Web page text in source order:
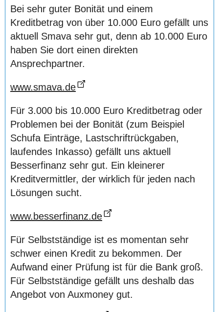
Bei sehr guter Bonität und einem
Kreditbetrag von über 10.000 Euro gefällt uns
aktuell Smava sehr gut, denn ab 10.000 Euro
haben Sie dort einen direkten
Ansprechpartner.
www.smava.de
Für 3.000 bis 10.000 Euro Kreditbetrag oder
Problemen bei der Bonität (zum Beispiel
Schufa Einträge, Lastschriftrückgaben,
laufendes Inkasso) gefällt uns aktuell
Besserfinanz sehr gut. Ein kleinerer
Kreditvermittler, der wirklich für jeden nach
Lösungen sucht.
www.besserfinanz.de
Für Selbstständige ist es momentan sehr
schwer einen Kredit zu bekommen. Der
Aufwand einer Prüfung ist für die Bank groß.
Für Selbstständige gefällt uns deshalb das
Angebot von Auxmoney gut.